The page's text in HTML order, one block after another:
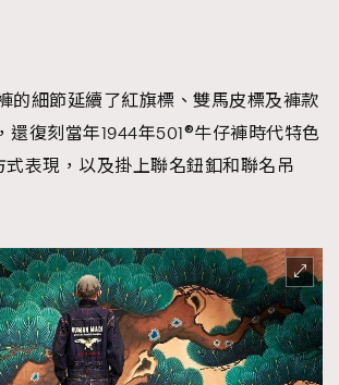
的細節延續了紅旗標、雙馬皮標及褲款
還復刻當年1944年501®牛仔褲時代特色
表現，以及掛上聯名鈕釦和聯名吊